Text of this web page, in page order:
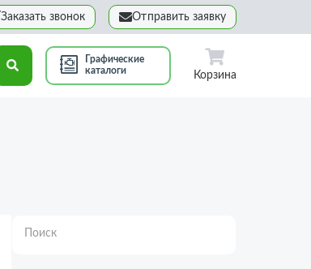
Заказать звонок Отправить заявку
Графические
каталоги
Корзина